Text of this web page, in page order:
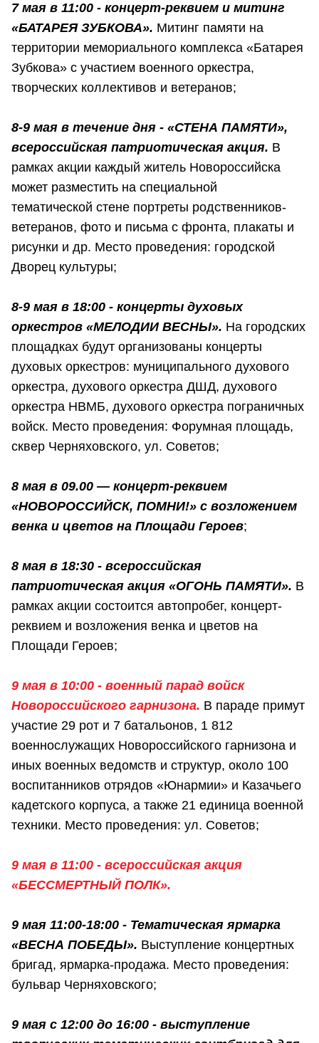
7 мая в 11:00 - концерт-реквием и митинг
«БАТАРЕЯ ЗУБКОВА». Митинг памяти на
территории мемориального комплекса «Батарея
Зубкова» с участием военного оркестра,
творческих коллективов и ветеранов;
8-9 мая в течение дня - «СТЕНА ПАМЯТИ»,
всероссийская патриотическая акция. В
рамках акции каждый житель Новороссийска
может разместить на специальной
тематической стене портреты родственников-
ветеранов, фото и письма с фронта, плакаты и
рисунки и др. Место проведения: городской
Дворец культуры;
8-9 мая в 18:00 - концерты духовых
оркестров «МЕЛОДИИ ВЕСНЫ». На городских
площадках будут организованы концерты
духовых оркестров: муниципального духового
оркестра, духового оркестра ДШД, духового
оркестра НВМБ, духового оркестра пограничных
войск. Место проведения: Форумная площадь,
сквер Черняховского, ул. Советов;
8 мая в 09.00 — концерт-реквием
«НОВОРОССИЙСК, ПОМНИ!» с возложением
венка и цветов на Площади Героев;
8 мая в 18:30 - всероссийская
патриотическая акция «ОГОНЬ ПАМЯТИ». В
рамках акции состоится автопробег, концерт-
реквием и возложения венка и цветов на
Площади Героев;
9 мая в 10:00 - военный парад войск
Новороссийского гарнизона. В параде примут
участие 29 рот и 7 батальонов, 1 812
военнослужащих Новороссийского гарнизона и
иных военных ведомств и структур, около 100
воспитанников отрядов «Юнармии» и Казачьего
кадетского корпуса, а также 21 единица военной
техники. Место проведения: ул. Советов;
9 мая в 11:00 - всероссийская акция
«БЕССМЕРТНЫЙ ПОЛК».
9 мая 11:00-18:00 - Тематическая ярмарка
«ВЕСНА ПОБЕДЫ». Выступление концертных
бригад, ярмарка-продажа. Место проведения:
бульвар Черняховского;
9 мая с 12:00 до 16:00 - выступление